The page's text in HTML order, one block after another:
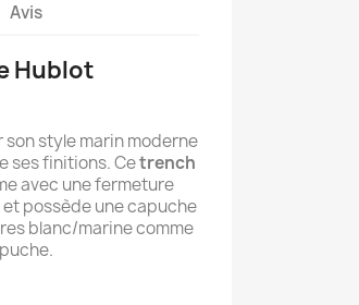
Avis
Hublot
son style marin moderne
ses finitions. Cetrench
avec une fermeture
possède une capuche
blanc/marine comme